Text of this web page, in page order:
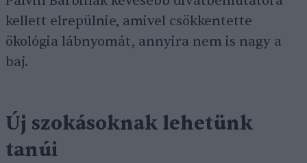
kellett elrepülnie, amivel csökkentette
ökológia lábnyomát, annyira nem is nagy a
baj.
Új szokásoknak lehetünk
tanúi